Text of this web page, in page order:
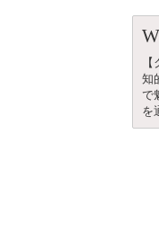
知
で
を